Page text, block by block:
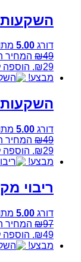
השקעות
דורג 5.00
₪49 המחיר
₪29. הוספה
מבצע!
דורג 5.00
₪49 המחיר
₪29. הוספה
מבצע!
ריבוי
דורג 5.00
₪97 המחיר
₪49. הוספה
מבצע!